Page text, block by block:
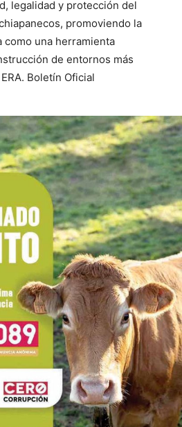
legalidad y protección del
promoviendo la
como una herramienta
de entornos más
Boletín Oficial